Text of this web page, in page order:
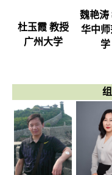
杜玉霞 教授
广州大学
魏艳涛
华中师
学